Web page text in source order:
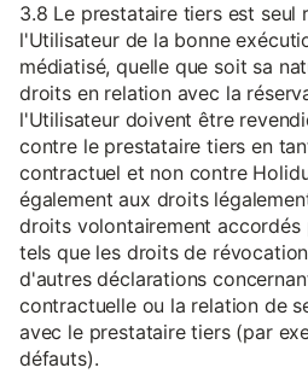
3.8 Le prestataire tiers est seul
l'Utilisateur de la bonne
médiatisé, quelle que soit sa
droits en relation avec la
l'Utilisateur doivent être
contre le prestataire tiers en
contractuel et non contre
également aux droits
droits volontairement accordés
tels que les droits de
d'autres déclarations
contractuelle ou la relation de
avec le prestataire tiers (par
défauts).